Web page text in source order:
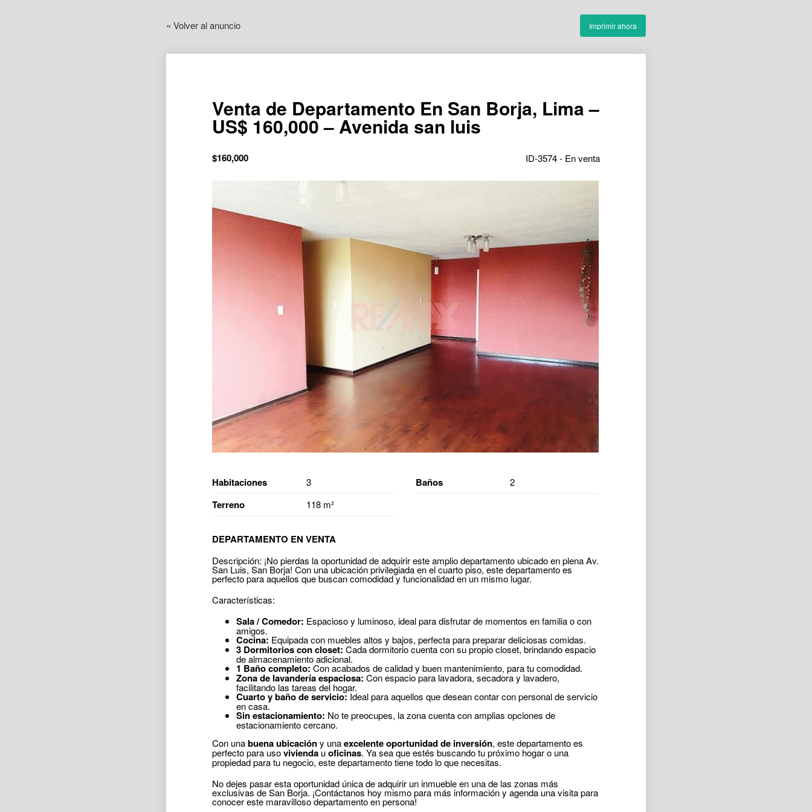
« Volver al anuncio Imprimir ahora
Venta de Departamento En San Borja, Lima –
US$ 160,000 – Avenida san luis
$160,000 ID-3574 - En venta
Habitaciones 3 Baños 2
Terreno 118 m²
DEPARTAMENTO EN VENTA
Descripción: ¡No pierdas la oportunidad de adquirir este amplio departamento ubicado en plena Av.
San Luis, San Borja! Con una ubicación privilegiada en el cuarto piso, este departamento es
perfecto para aquellos que buscan comodidad y funcionalidad en un mismo lugar.
Características:
Sala / Comedor: Espacioso y luminoso, ideal para disfrutar de momentos en familia o con
amigos.
Cocina: Equipada con muebles altos y bajos, perfecta para preparar deliciosas comidas.
3 Dormitorios con closet: Cada dormitorio cuenta con su propio closet, brindando espacio
de almacenamiento adicional.
1 Baño completo: Con acabados de calidad y buen mantenimiento, para tu comodidad.
Zona de lavandería espaciosa: Con espacio para lavadora, secadora y lavadero,
facilitando las tareas del hogar.
Cuarto y baño de servicio: Ideal para aquellos que desean contar con personal de servicio
en casa.
Sin estacionamiento: No te preocupes, la zona cuenta con amplias opciones de
estacionamiento cercano.
Con unabuena ubicacióny unaexcelente oportunidad de inversión, este departamento es
perfecto para usoviviendauoficinas. Ya sea que estés buscando tu próximo hogar o una
propiedad para tu negocio, este departamento tiene todo lo que necesitas.
No dejes pasar esta oportunidad única de adquirir un inmueble en una de las zonas más
exclusivas de San Borja. ¡Contáctanos hoy mismo para más información y agenda una visita para
conocer este maravilloso departamento en persona!